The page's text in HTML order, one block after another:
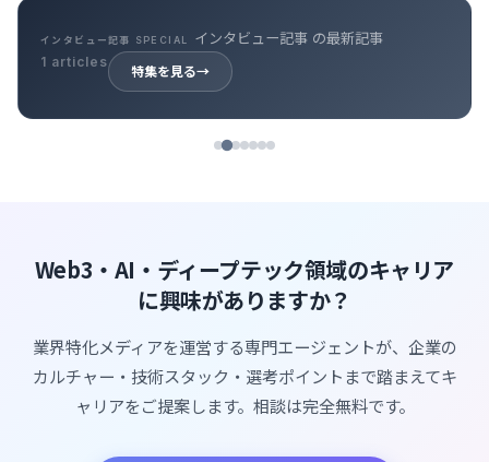
キャリア記事 SPECIAL キャリア記事 の最新記事
39 articles
特集を見る→
Web3・AI・ディープテック領域のキャリア
に興味がありますか？
業界特化メディアを運営する専門エージェントが、企業の
カルチャー・技術スタック・選考ポイントまで踏まえてキ
ャリアをご提案します。相談は完全無料です。